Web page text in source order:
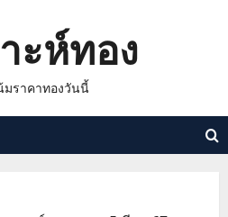
ะห์ทอง
มราคาทองวันนี้